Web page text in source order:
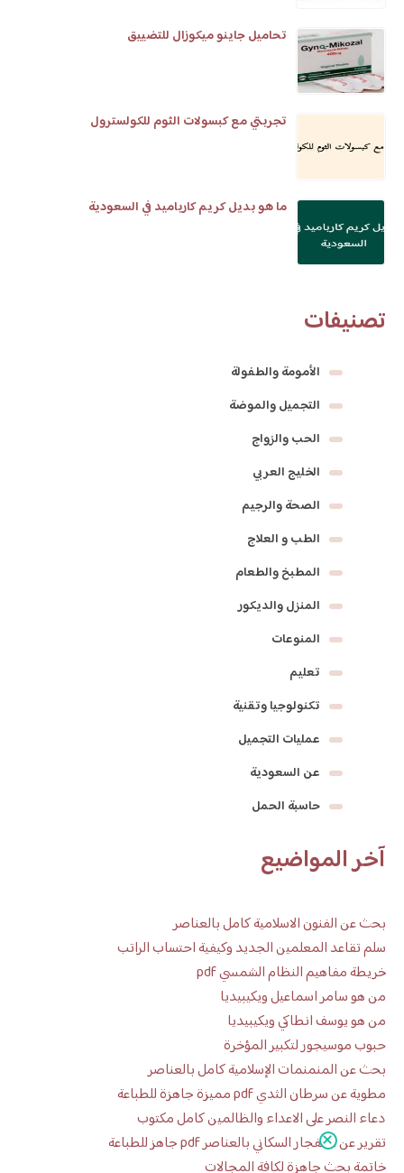
تحاميل جاينو ميكوزال للتضييق
تجربتي مع كبسولات الثوم للكولسترول
ما هو بديل كريم كارباميد في السعودية
تصنيفات
الأمومة والطفولة
التجميل والموضة
الحب والزواج
الخليج العربي
الصحة والرجيم
الطب و العلاج
المطبخ والطعام
المنزل والديكور
المنوعات
تعليم
تكنولوجيا وتقنية
عمليات التجميل
عن السعودية
حاسبة الحمل
آخر المواضيع
بحث عن الفنون الاسلامية كامل بالعناصر
سلم تقاعد المعلمين الجديد وكيفية احتساب الراتب
خريطة مفاهيم النظام الشمسي pdf
من هو سامر اسماعيل ويكيبيديا
من هو يوسف انطاكي ويكيبيديا
حبوب موسيجور لتكبير المؤخرة
بحث عن المنمنمات الإسلامية كامل بالعناصر
مطوية عن سرطان الثدي pdf مميزة جاهزة للطباعة
دعاء النصر على الاعداء والظالمين كامل مكتوب
تقرير عن الانفجار السكاني بالعناصر pdf جاهز للطباعة